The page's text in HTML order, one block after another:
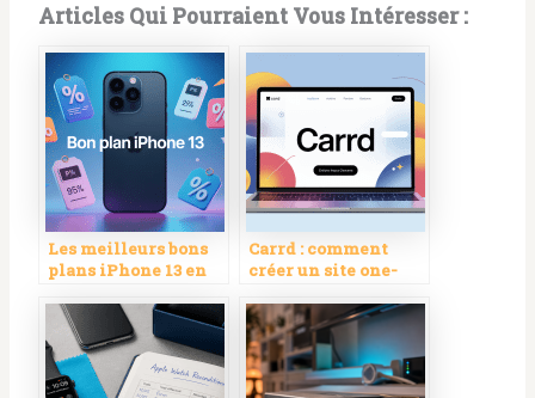
Articles Qui Pourraient Vous Intéresser :
Les meilleurs bons
plans iPhone 13 en
manquer
Carrd : comment
créer un site one-
efficace